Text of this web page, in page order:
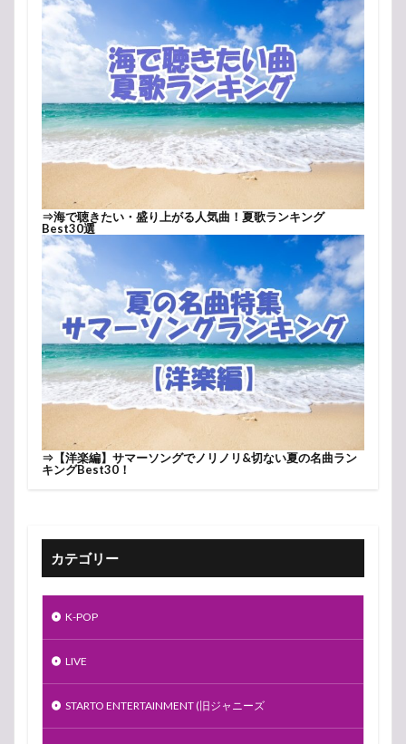
⇒海で聴きたい・盛り上がる人気曲！夏歌ランキング
Best30選
⇒ 【洋楽編】サマーソングでノリノリ&切ない夏の名曲ラン
キングBest30！
カテゴリー
K-POP
LIVE
STARTO ENTERTAINMENT (旧ジャニーズ